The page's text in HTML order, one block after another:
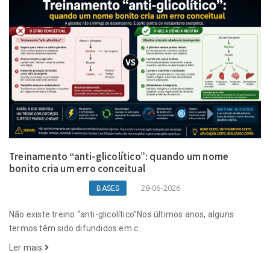
Treinamento “anti-glicolítico”: quando um nome
bonito cria um erro conceitual
BASES 28-06-2026
Não existe treino “anti-glicolítico”Nos últimos anos, alguns
termos têm sido difundidos em c...
Ler mais